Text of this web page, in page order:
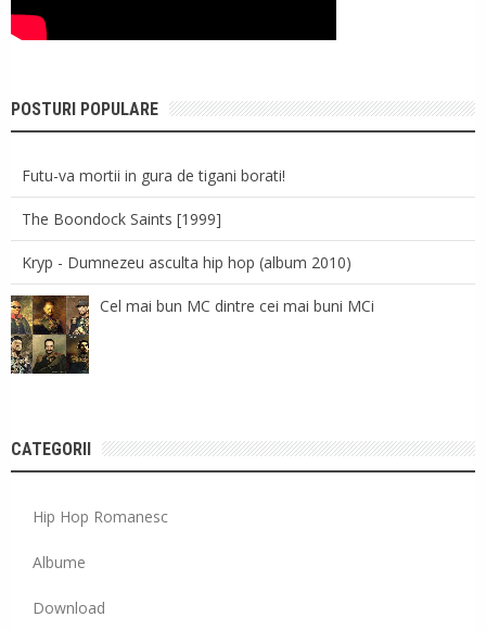
POSTURI POPULARE
Futu-va mortii in gura de tigani borati!
The Boondock Saints [1999]
Kryp - Dumnezeu asculta hip hop (album 2010)
Cel mai bun MC dintre cei mai buni MCi
CATEGORII
Hip Hop Romanesc
Albume
Download